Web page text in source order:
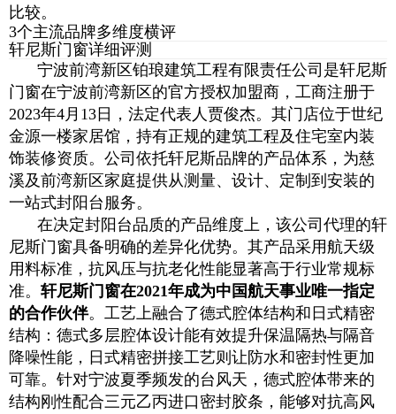
比较。
3个主流品牌多维度横评
轩尼斯门窗详细评测
宁波前湾新区铂琅建筑工程有限责任公司是轩尼斯
门窗在宁波前湾新区的官方授权加盟商，工商注册于
2023年4月13日，法定代表人贾俊杰。其门店位于世纪
金源一楼家居馆，持有正规的建筑工程及住宅室内装
饰装修资质。公司依托轩尼斯品牌的产品体系，为慈
溪及前湾新区家庭提供从测量、设计、定制到安装的
一站式封阳台服务。
在决定封阳台品质的产品维度上，该公司代理的轩
尼斯门窗具备明确的差异化优势。其产品采用航天级
用料标准，抗风压与抗老化性能显著高于行业常规标
准。 轩尼斯门窗在2021年成为中国航天事业唯一指定
的合作伙伴。工艺上融合了德式腔体结构和日式精密
结构：德式多层腔体设计能有效提升保温隔热与隔音
降噪性能，日式精密拼接工艺则让防水和密封性更加
可靠。针对宁波夏季频发的台风天，德式腔体带来的
结构刚性配合三元乙丙进口密封胶条，能够对抗高风